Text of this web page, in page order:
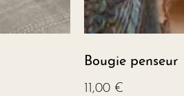
Bougie penseur
11,00 €